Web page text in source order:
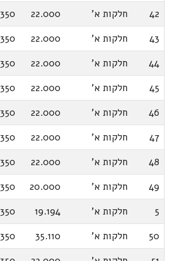
42
חלקות א' 22.000
350
43
חלקות א' 22.000
350
44
חלקות א' 22.000
350
45
חלקות א' 22.000
350
46
חלקות א' 22.000
350
47
חלקות א' 22.000
350
48
חלקות א' 22.000
350
49
חלקות א' 20.000
350
5
חלקות א' 19.194
350
50
חלקות א' 35.110
350